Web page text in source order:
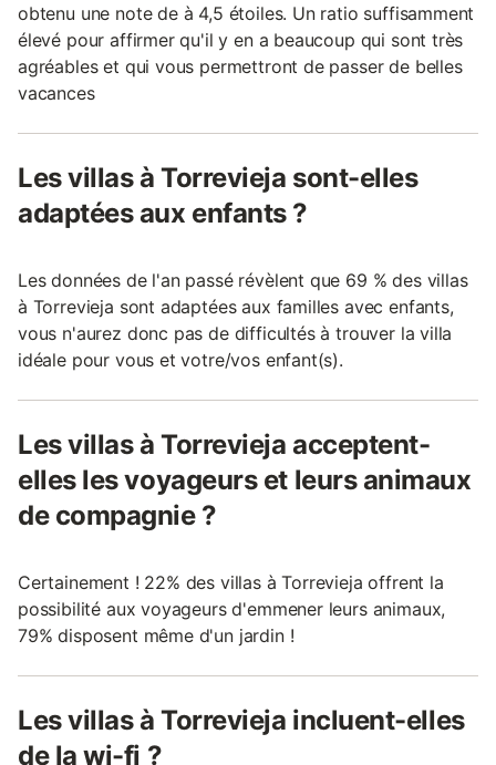
obtenu une note de à 4,5 étoiles. Un ratio suffisamment
élevé pour affirmer qu'il y en a beaucoup qui sont très
agréables et qui vous permettront de passer de belles
vacances
Les villas à Torrevieja sont-elles
adaptées aux enfants ?
Les données de l'an passé révèlent que 69 % des villas
à Torrevieja sont adaptées aux familles avec enfants,
vous n'aurez donc pas de difficultés à trouver la villa
idéale pour vous et votre/vos enfant(s).
Les villas à Torrevieja acceptent-
elles les voyageurs et leurs animaux
de compagnie ?
Certainement ! 22% des villas à Torrevieja offrent la
possibilité aux voyageurs d'emmener leurs animaux,
79% disposent même d'un jardin !
Les villas à Torrevieja incluent-elles
de la wi-fi ?